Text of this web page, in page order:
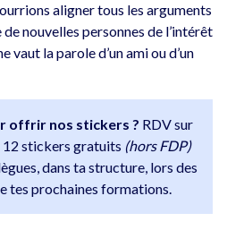
aligner tous les arguments
nouvelles personnes de l’intérêt
vaut la parole d’un ami ou d’un
offrir nos stickers ? RDV sur
stickers gratuits (hors FDP)
dans ta structure, lors des
tes prochaines formations.